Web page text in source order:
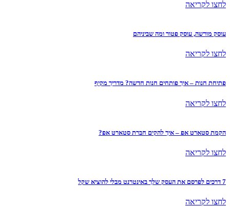
לחצו לקריאה
עוסק מורשה, עוסק פטור ומה שביניהם
לחצו לקריאה
פתיחת חנות – איך פותחים חנות חדשה? מדריך מקיף
לחצו לקריאה
הקמת סטארט אפ – איך להקים חברת סטארט אפ?
לחצו לקריאה
7 דרכים לפרסם את העסק שלך באינטרנט מבלי להוציא שקל
לחצו לקריאה